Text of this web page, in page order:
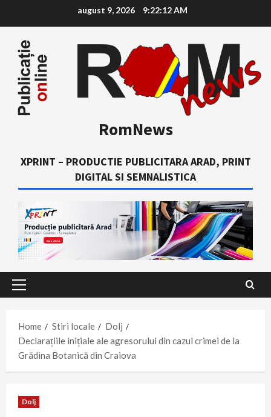
content
august 9, 2026 9:22:13 AM
RomNews
XPRINT – PRODUCTIE PUBLICITARA ARAD, PRINT
DIGITAL SI SEMNALISTICA
Primary
Home
Stiri locale
Dolj
Declarațiile inițiale ale agresorului din cazul crimei de la
Grădina Botanică din Craiova
Dolj